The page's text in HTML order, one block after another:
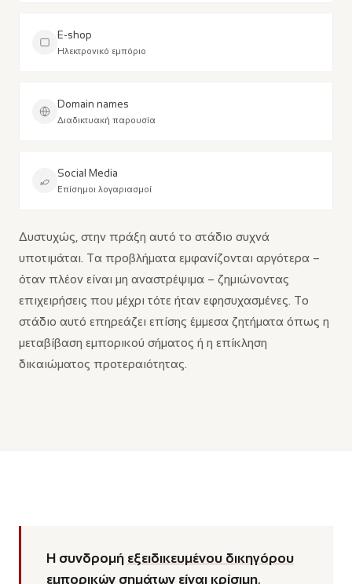
E-shop
Ηλεκτρονικό εμπόριο
Domain names
Διαδικτυακή παρουσία
Social Media
Επίσημοι λογαριασμοί
Δυστυχώς, στην πράξη αυτό το στάδιο συχνά
υποτιμάται. Τα προβλήματα εμφανίζονται αργότερα –
όταν πλέον είναι μη αναστρέψιμα – ζημιώνοντας
επιχειρήσεις που μέχρι τότε ήταν εφησυχασμένες. Το
στάδιο αυτό επηρεάζει επίσης έμμεσα ζητήματα όπως η
μεταβίβαση εμπορικού σήματος ή η επίκληση
δικαιώματος προτεραιότητας.
Η συνδρομή εξειδικευμένου δικηγόρου
εμπορικών σημάτων είναι κρίσιμη,